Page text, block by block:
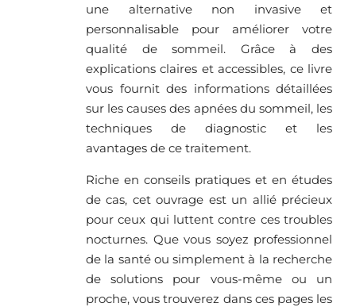
une alternative non invasive et
personnalisable pour améliorer votre
qualité de sommeil. Grâce à des
explications claires et accessibles, ce livre
vous fournit des informations détaillées
sur les causes des apnées du sommeil, les
techniques de diagnostic et les
avantages de ce traitement.
Riche en conseils pratiques et en études
de cas, cet ouvrage est un allié précieux
pour ceux qui luttent contre ces troubles
nocturnes. Que vous soyez professionnel
de la santé ou simplement à la recherche
de solutions pour vous-même ou un
proche, vous trouverez dans ces pages les